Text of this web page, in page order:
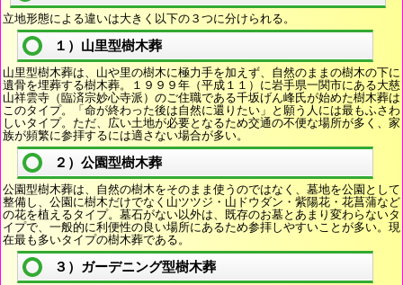
立地形態による違いは大きく以下の３つに分けられる。
１）山里型樹木葬
山里型樹木葬は、山や里の樹木に極力手を加えず、自然のままの樹木の下に
遺骨を埋葬する樹木葬。１９９９年（平成１１）に岩手県一関市にある大慈
山祥雲寺（臨済宗妙心寺派）のご住職である千坂げん峰氏が始めた樹木葬は
このタイプ。「命が終わった後は自然に還りたい」と願う人には最もふさわ
しいタイプ。ただ、広い土地が必要となるため交通の不便な場所が多く、家
族が頻繁に参拝するには適さない場合が多い。
２）公園型樹木葬
公園型樹木葬は、自然の樹木をそのまま使うのではなく、墓地を公園として
整備し、公園に樹木だけでなく山ツツジ・山ドウダン・紫陽花・花菖蒲など
の花を植えるタイプ。墓石がない以外は、既存のお墓とあまり変わらないタ
イプで、一般的に利便性の良い場所にあるため参拝しやすいことが多い。現
在最も多いタイプの樹木葬である。
３）ガーデニング型樹木葬